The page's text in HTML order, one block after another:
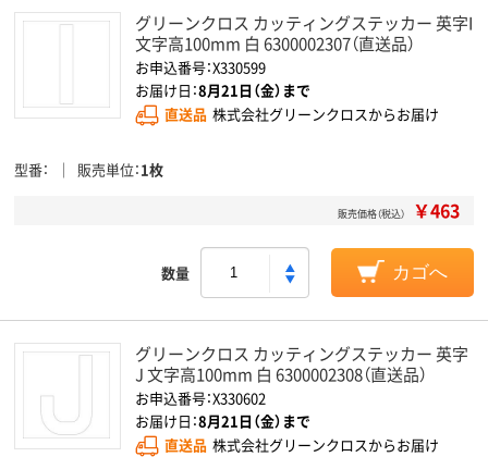
グリーンクロス カッティングステッカー 英字I
文字高100mm 白 6300002307（直送品）
お申込番号：X330599
お届け日：8月21日（金）まで
直送品 株式会社グリーンクロスからお届け
型番 販売単位 1枚
販売価格（税込） ￥463
数量 カゴへ
グリーンクロス カッティングステッカー 英字
J 文字高100mm 白 6300002308（直送品）
お申込番号：X330602
お届け日：8月21日（金）まで
直送品 株式会社グリーンクロスからお届け